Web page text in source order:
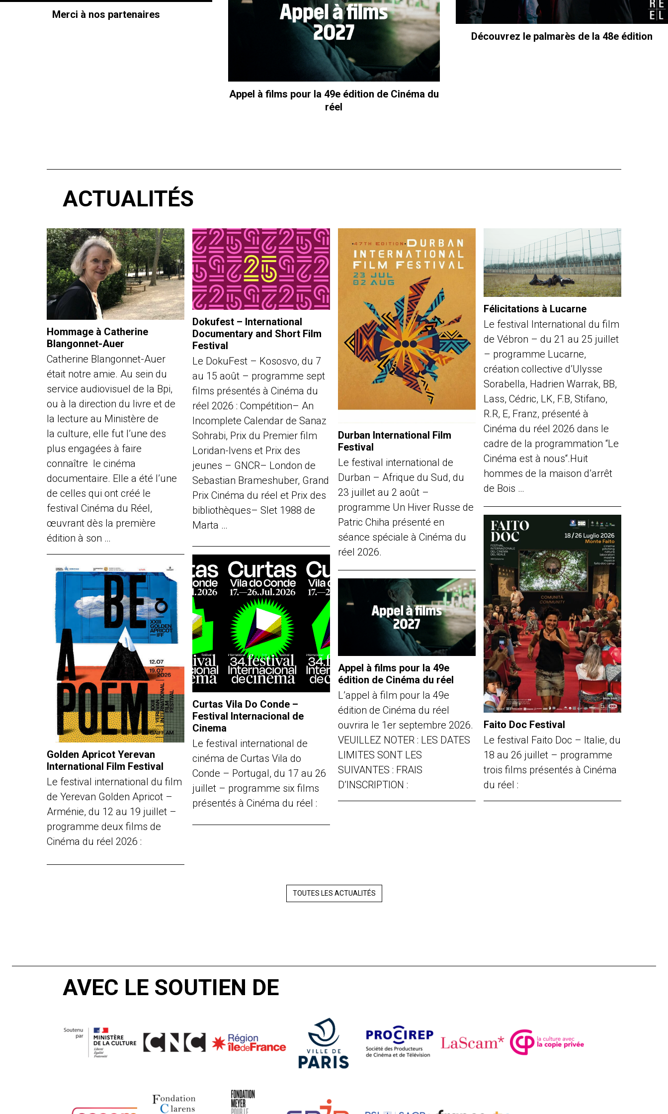
Merci à nos partenaires
Appel à films pour la 49e édition de Cinéma du
réel
Découvrez le palmarès de la 48e édition
ACTUALITÉS
Hommage à Catherine
Blangonnet-Auer
Catherine Blangonnet-Auer
était notre amie. Au sein du
service audiovisuel de la Bpi,
ou à la direction du livre et de
la lecture au Ministère de
la culture, elle fut l’une des
plus engagées à faire
connaître le cinéma
documentaire. Elle a été l’une
de celles qui ont créé le
festival Cinéma du Réel,
œuvrant dès la première
édition à son …
Dokufest – International
Documentary and Short Film
Festival
Le DokuFest – Kososvo, du 7
au 15 août – programme sept
films présentés à Cinéma du
réel 2026 : Compétition– An
Incomplete Calendar de Sanaz
Sohrabi, Prix du Premier film
Loridan-Ivens et Prix des
jeunes – GNCR– London de
Sebastian Brameshuber, Grand
Prix Cinéma du réel et Prix des
bibliothèques– Slet 1988 de
Marta …
Durban International Film
Festival
Le festival international de
Durban – Afrique du Sud, du
23 juillet au 2 août –
programme Un Hiver Russe de
Patric Chiha présenté en
séance spéciale à Cinéma du
réel 2026.
Félicitations à Lucarne
Le festival International du film
de Vébron – du 21 au 25 juillet
– programme Lucarne,
création collective d’Ulysse
Sorabella, Hadrien Warrak, BB,
Lass, Cédric, LK, F.B, Stifano,
R.R, E, Franz, présenté à
Cinéma du réel 2026 dans le
cadre de la programmation “Le
Cinéma est à nous“.Huit
hommes de la maison d’arrêt
de Bois …
Faito Doc Festival
Le festival Faito Doc – Italie, du
18 au 26 juillet – programme
trois films présentés à Cinéma
du réel :
Curtas Vila Do Conde –
Festival Internacional de
Cinema
Le festival international de
cinéma de Curtas Vila do
Conde – Portugal, du 17 au 26
juillet – programme six films
présentés à Cinéma du réel :
Golden Apricot Yerevan
International Film Festival
Le festival international du film
de Yerevan Golden Apricot –
Arménie, du 12 au 19 juillet –
programme deux films de
Cinéma du réel 2026 :
Appel à films pour la 49e
édition de Cinéma du réel
L’appel à film pour la 49e
édition de Cinéma du réel
ouvrira le 1er septembre 2026.
VEUILLEZ NOTER : LES DATES
LIMITES SONT LES
SUIVANTES : FRAIS
D’INSCRIPTION :
TOUTES LES ACTUALITÉS
AVEC LE SOUTIEN DE